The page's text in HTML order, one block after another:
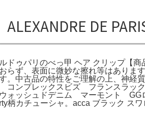
ALEXANDRE DE
ドゥパリのべっ甲 ヘア クリップ【
らず、表面に微妙な擦れ等はありま
。中古品の特性をご理解の上、神
コンプレックスビズ フランスラ
ォッシュドデニム マーモント GG
柄カチューシャ。acca ブラック ス